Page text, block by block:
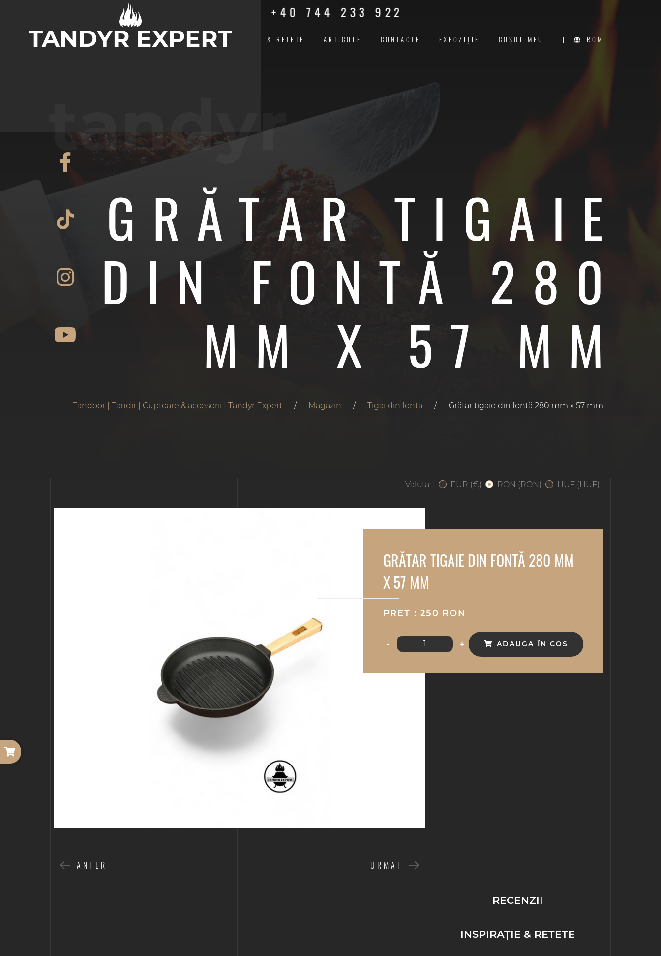
TANDYR EXPERT
tandyr
+40 744 233 922
DESPRE NOI MAGAZIN INSPIRAŢIE & RETETE ARTICOLE CONTACTE EXPOZIŢIE COŞUL MEU | ROM
GRĂTAR TIGAIE
DIN FONTĂ 280
MM X 57 MM
Tandoor | Tandir | Cuptoare & accesorii | Tandyr Expert / Magazin / Tigai din fonta / Grătar tigaie din fontă 280 mm x 57 mm
Valuta: EUR (€) RON (RON) HUF (HUF)
GRĂTAR TIGAIE DIN FONTĂ 280 MM
X 57 MM
PRET : 250 RON
- + ADAUGA ÎN COS
ANTER URMAT
RECENZII
INSPIRAŢIE & RETETE